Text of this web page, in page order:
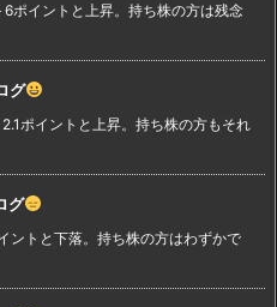
ポイントと上昇。持ち株の方は残念
グ
ポイントと上昇。持ち株の方もそれ
グ
トと下落。持ち株の方はわずかで